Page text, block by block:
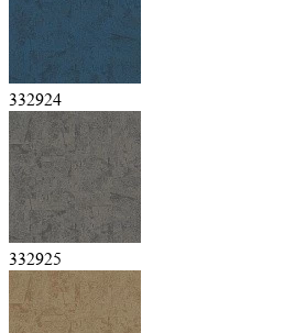
332924
332925